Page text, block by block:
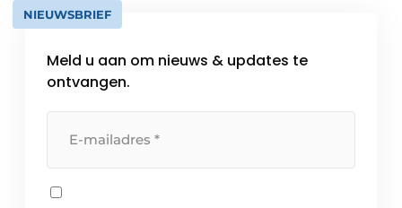
NIEUWSBRIEF
Meld u aan om nieuws & updates te
ontvangen.